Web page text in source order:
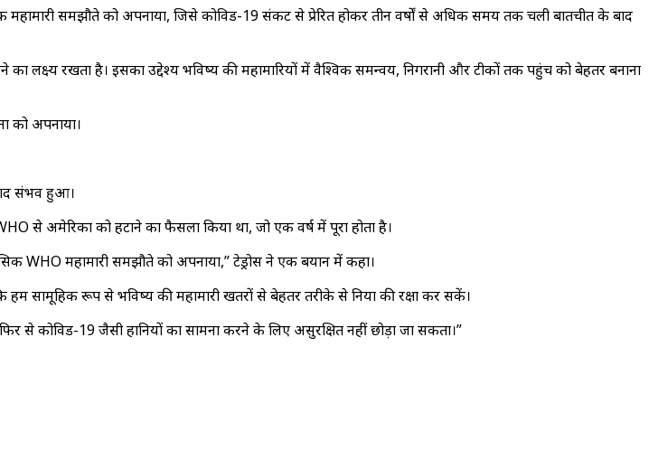
समझौते को अपनाया, जिसे कोविड-19 संकट से प्रेरित होकर तीन वर्षों से अधिक समय तक चली बातचीत के बाद
का लक्ष्य रखता है। इसका उद्देश्य भविष्य की महामारियों में वैश्विक समन्वय, निगरानी और टीकों तक पहुंच को बेहतर बनाना
को अपनाया।
संभव हुआ।
से अमेरिका को हटाने का फैसला किया था, जो एक वर्ष में पूरा होता है।
WHO महामारी समझौते को अपनाया,” टेड्रोस ने एक बयान में कहा।
हम सामूहिक रूप से भविष्य की महामारी खतरों से बेहतर तरीके से दुनिया की रक्षा कर सकें।
से कोविड-19 जैसी हानियों का सामना करने के लिए असुरक्षित नहीं छोड़ा जा सकता।”